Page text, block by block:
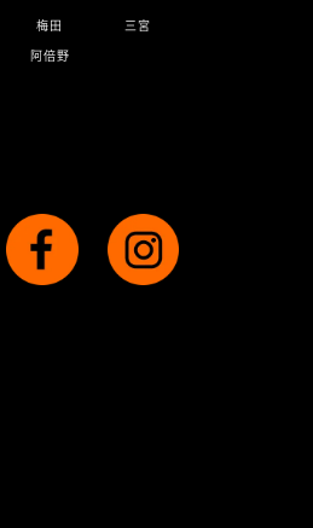
梅田
三宮
阿倍野